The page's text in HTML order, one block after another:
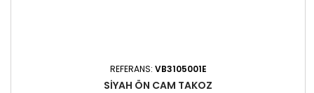
REFERANS: VB3105001E
SIYAH ÖN CAM TAKOZ